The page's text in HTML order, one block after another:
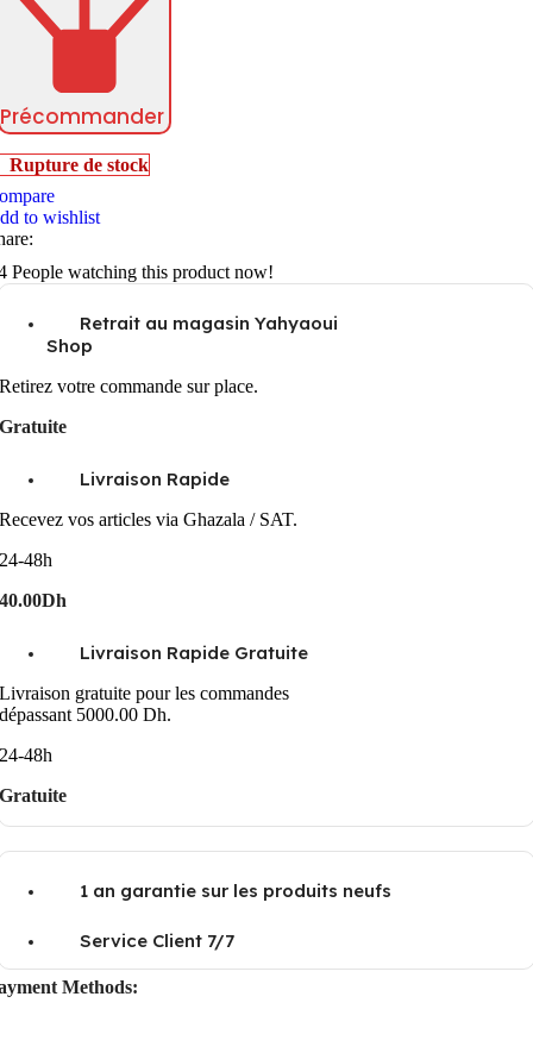
Précommander
Rupture de stock
to wishlist
People watching this product now!
Retrait au magasin Yahyaoui
Shop
Retirez votre commande sur place.
Gratuite
Livraison Rapide
Recevez vos articles via Ghazala / SAT.
24-48h
40.00Dh
Livraison Rapide Gratuite
Livraison gratuite pour les commandes
dépassant 5000.00 Dh.
24-48h
Gratuite
1 an garantie sur les produits neufs
Service Client 7/7
Methods: